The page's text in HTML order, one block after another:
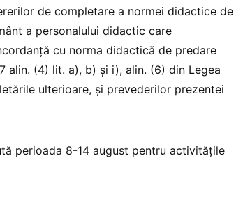
de completare a normei didactice de
a personalului didactic care
cu norma didactică de predare
(4) lit. a), b) și i), alin. (6) din Legea
ulterioare, și prevederilor prezentei
perioada 8-14 august pentru activitățile